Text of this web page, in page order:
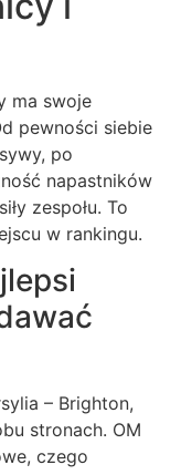
ma swoje
pewności siebie
po
napastników
zespołu. To
w rankingu.
– Brighton,
stronach. OM
czego